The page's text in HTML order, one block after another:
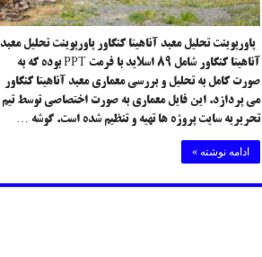
پاورپوینت تحلیل معبد آناهیتا کنگاور پاورپوینت تحلیل معبد
آناهیتا کنگاور شامل ۸۹ اسلاید با فرمت PPT بوده که به
صورت کامل به تحلیل و بررسی معماری معبد آناهیتا کنگاور
می پردازد. این فایل معماری به صورت اختصاصی توسط تیم
تحریریه سایت پروژه ها تهیه و تنظیم شده است. گوشه …
ادامه نوشته »